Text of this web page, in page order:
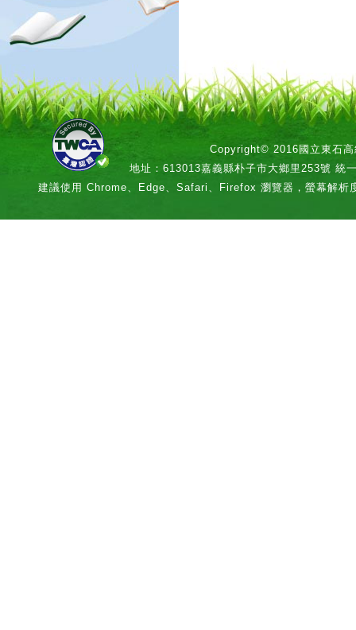
Copyright© 2016國立東石高
地址：613013嘉義縣朴子市大鄉里253號 統
建議使用 Chrome、Edge、Safari、Firefox 瀏覽器，螢幕解